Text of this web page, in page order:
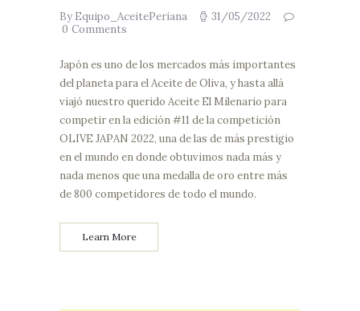
By Equipo_AceitePeriana
31/05/2022
0 Comments
Japón es uno de los mercados más importantes
del planeta para el Aceite de Oliva, y hasta allá
viajó nuestro querido Aceite El Milenario para
competir en la edición #11 de la competición
OLIVE JAPAN 2022, una de las de más prestigio
en el mundo en donde obtuvimos nada más y
nada menos que una medalla de oro entre más
de 800 competidores de todo el mundo.
Learn More